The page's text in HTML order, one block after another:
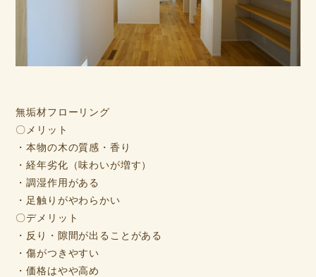
無垢材フローリング
〇メリット
・本物の木の質感・香り
・経年劣化（味わいが増す）
・調湿作用がある
・足触りがやわらかい
〇デメリット
・反り・隙間が出ることがある
・傷がつきやすい
・価格はやや高め